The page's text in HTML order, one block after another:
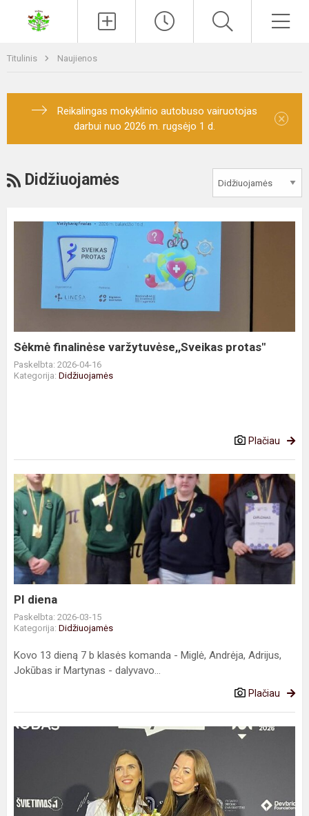
Titulinis Naujienos
Reikalingas mokyklinio autobuso vairuotojas
darbui nuo 2026 m. rugsėjo 1 d.
×
RSS
Didžiuojamės
Sėkmė
finalinėse
varžytuvėse,,Sveikas
protas"
Sėkmė finalinėse varžytuvėse,,Sveikas protas"
Paskelbta: 2026-04-16
Kategorija: Didžiuojamės
Plačiau
PI
diena
PI diena
Paskelbta: 2026-03-15
Kategorija: Didžiuojamės
Kovo 13 dieną 7 b klasės komanda - Miglė, Andrėja, Adrijus,
Jokūbas ir Martynas - dalyvavo...
Plačiau
Lrytas
mokytojos